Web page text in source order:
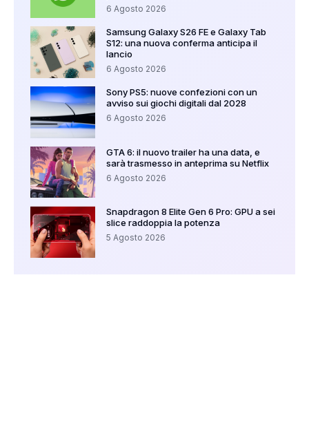
6 Agosto 2026
Samsung Galaxy S26 FE e Galaxy Tab
S12: una nuova conferma anticipa il
lancio
6 Agosto 2026
Sony PS5: nuove confezioni con un
avviso sui giochi digitali dal 2028
6 Agosto 2026
GTA 6: il nuovo trailer ha una data, e
sarà trasmesso in anteprima su Netflix
6 Agosto 2026
Snapdragon 8 Elite Gen 6 Pro: GPU a sei
slice raddoppia la potenza
5 Agosto 2026